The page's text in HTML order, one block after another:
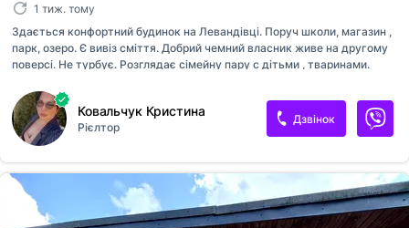
1 тиж. тому
Здається конфортний будинок на Левандівці. Поруч школи, магазин ,
парк, озеро. Є вивіз сміття. Добрий чемний власник живе на другому
поверсі. Не турбує. Розглядає сімейну пару с дітьми , тваринами.
Ковальчук Кристина
Рієлтор
Дзвінок